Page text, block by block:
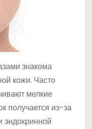
знакома
кожи. Часто
мелкие
получается из-за
эндокринной